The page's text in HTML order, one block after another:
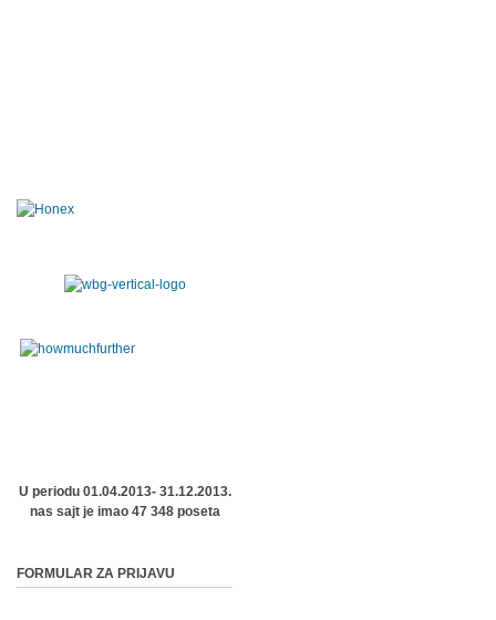
U periodu 01.04.2013- 31.12.2013.
nas sajt je imao 47 348 poseta
FORMULAR ZA PRIJAVU